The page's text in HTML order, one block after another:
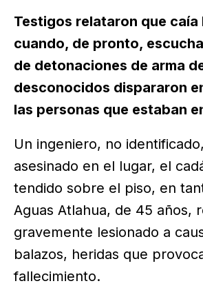
Testigos relataron que caía
cuando, de pronto,
de detonaciones de arma
desconocidos dispararon
las personas que estaban
Un ingeniero, no
asesinado en el lugar, el
tendido sobre el piso, en
Aguas Atlahua, de 45 años,
gravemente lesionado a
balazos, heridas que
fallecimiento.